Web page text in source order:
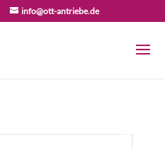
info@ott-antriebe.de